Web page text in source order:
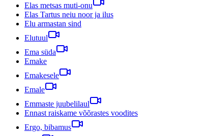
Elas metsas muti-onu
Elas Tartus neiu noor ja ilus
Elu armastan sind
Elutuul
Ema süda
Emake
Emakesele
Emale
Emmaste juubelilaul
Ennast raiskame võõrastes voodites
Ergo, bibamus